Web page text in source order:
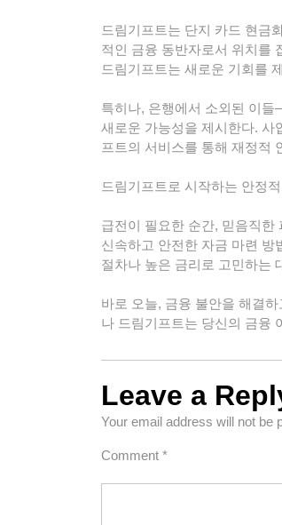
드림기프트는 단지 카드 현금
적인 금융 동반자로서 위치를
드림기프트는 새로운 기회를
특히나, 은행에서 소외된 이
새로운 가능성을 제시한다. 사
프트의 서비스를 통해 재정적
드림기프트로 시작하는 안정
급전이 필요한 순간, 믿음직한
신속하고 안전한 자금 마련 방
절차나 높은 금리로 고민하는
바로 오늘, 금융 불안을 해결
나 드림기프트는 당신의 금융
Leave a
Your email address will not be
Comment *